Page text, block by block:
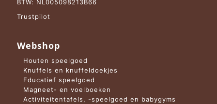
BTW: NL005098213B66
Trustpilot
Webshop
Houten speelgoed
Knuffels en knuffeldoekjes
Educatief speelgoed
Magneet- en voelboeken
Activiteitentafels, -speelgoed en babygyms